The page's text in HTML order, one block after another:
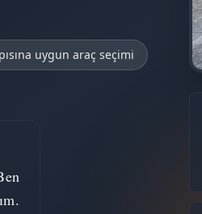
uygun araç seçimi